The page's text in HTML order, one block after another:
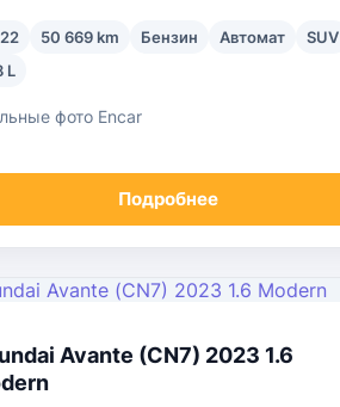
50 669 km Бензин Автомат
SUV
L
фото Encar
Подробнее
Avante (CN7) 2023 1.6